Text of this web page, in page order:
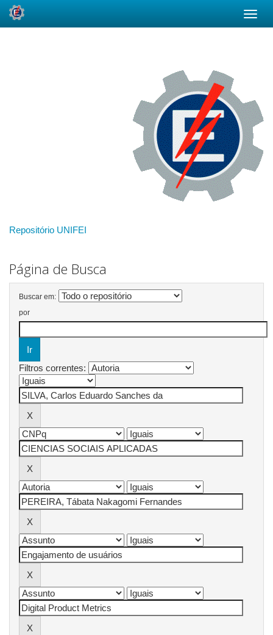
Repositório UNIFEI
Página de Busca
Buscar em:
por
Filtros correntes: